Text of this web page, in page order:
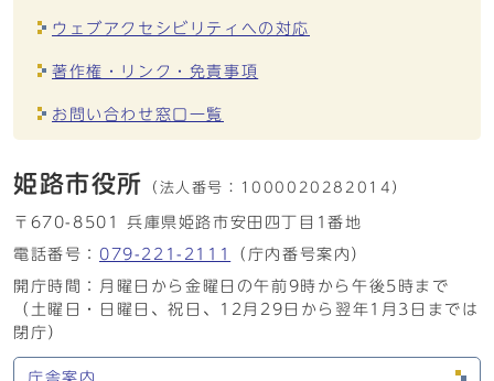
ウェブアクセシビリティへの対応
著作権・リンク・免責事項
お問い合わせ窓口一覧
姫路市役所 （法人番号： 1000020282014）
〒670-8501 兵庫県姫路市安田四丁目1番地
電話番号： 079-221-2111
（庁内番号案内）
開庁時間：月曜日から金曜日の午前9時から午後5時まで
（土曜日・日曜日、祝日、12月29日から翌年1月3日までは
閉庁）
庁舎案内